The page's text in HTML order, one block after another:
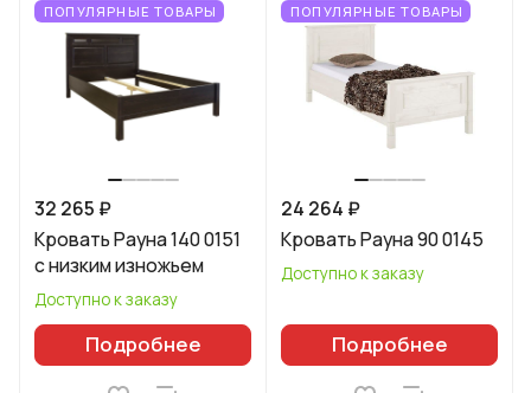
ПОПУЛЯРНЫЕ ТОВАРЫ
32 265 ₽
Кровать Рауна 140 0151
с низким изножьем
Доступно к заказу
Подробнее
ПОПУЛЯРНЫЕ ТОВАРЫ
24 264 ₽
Кровать Рауна 90 0145
Доступно к заказу
Подробнее